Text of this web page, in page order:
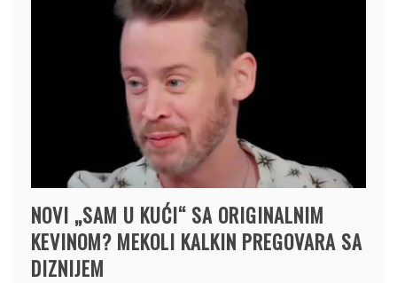
NOVI „SAM U KUĆI“ SA ORIGINALNIM
KEVINOM? MEKOLI KALKIN PREGOVARA SA
DIZNIJEM